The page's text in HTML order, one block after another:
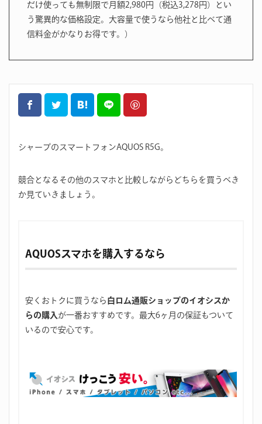
だけ使っても無制限で月額2,980円（税込3,278円）とい
う驚異的な価格設定。大容量で使うなら他社と比べて通
信料金がかなりお得です。）
シャープのスマートフォンAQUOS R5G。
競合となるその他のスマホと比較しながらどちらを買うべき
か見ていきましょう。
AQUOSスマホを購入するなら
安くおトクに買うなら 白ロム通販ショップのイオシスか
らの購入 が一番おすすめです。最大6ヶ月の保証もついて
いるので安心です。